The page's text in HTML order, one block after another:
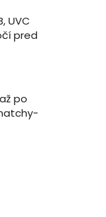
UVC
pred
po